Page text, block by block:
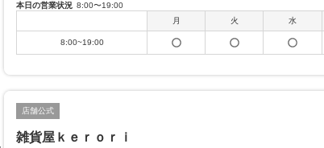
本日の営業状況 8:00〜19:00
月
火 水
8:00~19:00
店舗公式
雑貨屋ｋｅｒｏｒｉ